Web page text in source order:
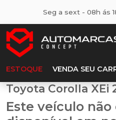
Seg a sext - 08h ás
ESTOQUE VENDA SEU
Toyota Corolla XEi
Este veículo não